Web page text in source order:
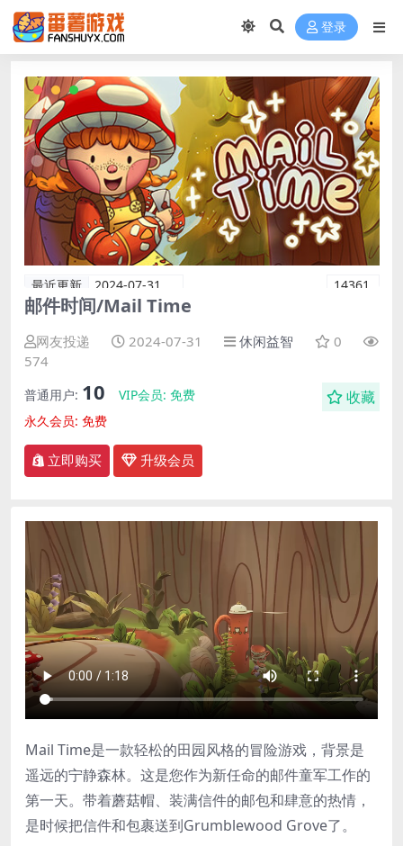
登录
最近更新 2024-07-31 14361
邮件时间/Mail Time
网友投递 2024-07-31 休闲益智
0
574
普通用户: 10 VIP会员: 免费
永久会员: 免费
收藏
立即购买 升级会员
Mail Time是一款轻松的田园风格的冒险游戏，背景是
遥远的宁静森林。这是您作为新任命的邮件童军工作的
第一天。带着蘑菇帽、装满信件的邮包和肆意的热情，
是时候把信件和包裹送到Grumblewood Grove了。